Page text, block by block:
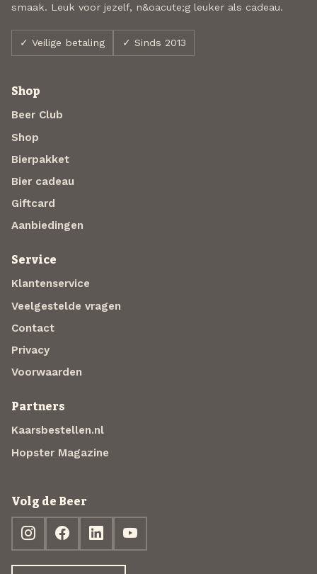
smaak. Leuk voor jezelf, n&oacute;g leuker als cadeau.
✓ Veilige betaling ✓ Sinds 2013
Shop
Beer Club
Shop
Bierpakket
Bier cadeau
Giftcard
Aanbiedingen
Service
Klantenservice
Veelgestelde vragen
Contact
Privacy
Voorwaarden
Partners
Kaarsbestellen.nl
Hopster Magazine
Volg de Beer